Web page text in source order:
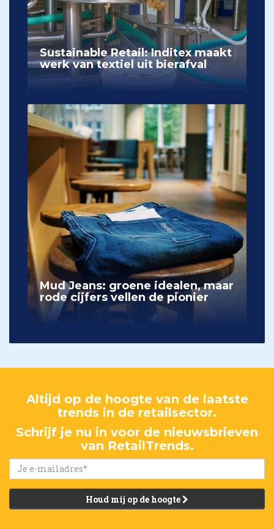
Sustainable Retail: Inditex maakt
werk van textiel uit bierafval
Mud Jeans: groene idealen, maar
rode cijfers vellen de pionier
Altijd op de hoogte van de laatste
trends in de retailsector.
Schrijf je nu in voor de nieuwsbrieven
van RetailTrends.
Houd mij op de hoogte